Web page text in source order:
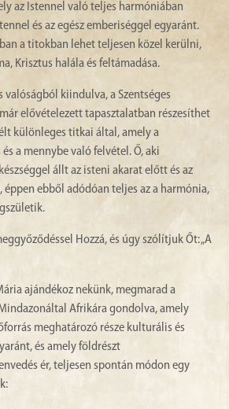
az Istennel való teljes harmóniában
és az egész emberiséggel egyaránt.
a titokban lehet teljesen közel kerülni,
Krisztus halála és feltámadása.
valóságból kiindulva, a Szentséges
elővételezett tapasztalatban részesíthet
különleges titkai által, amely a
a mennybe való felvétel. Ő, aki
állt az isteni akarat előtt és az
éppen ebből adódóan teljes az a harmónia,
Hozzá, és úgy szólítjuk Őt: „A
ajándékoz nekünk, megmarad a
Afrikára gondolva, amely
meghatározó része kulturális és
és amely földrészt
ér, teljesen spontán módon egy